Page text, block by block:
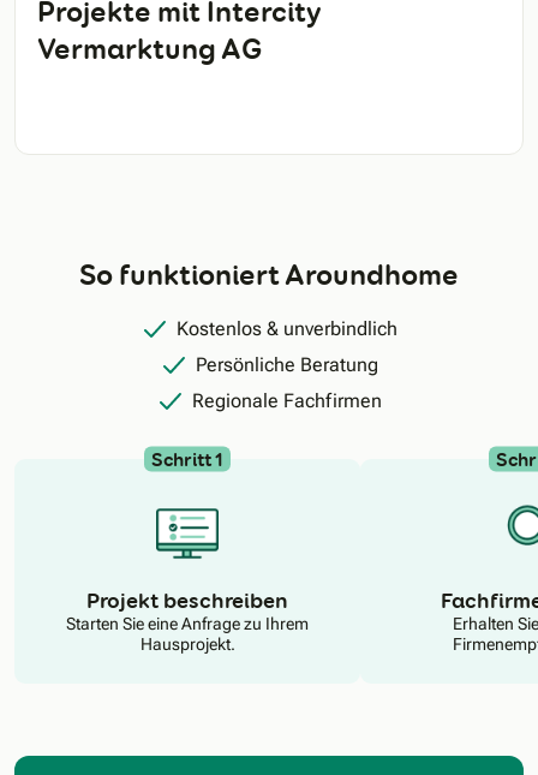
Projekte mit Intercity
Vermarktung AG
So funktioniert Aroundhome
Kostenlos & unverbindlich
Persönliche Beratung
Regionale Fachfirmen
Schritt 1
Projekt beschreiben
Starten Sie eine Anfrage zu Ihrem
Hausprojekt.
Erhalten